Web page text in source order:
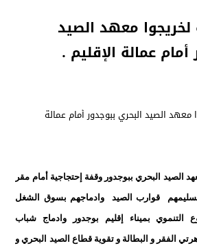
لخريجوا معهد الصيد
عمالة الإقليم .
الصيد البحري ببوجدور وقفة إحتجاجية أمام مقر
تسليمهم قوارب الصيد وادماجهم بسوق الشغل
التنموي بميناء إقليم بوجدور وادماج شباب
الفقر و البطالة و تقوية قطاع الصيد البحري و